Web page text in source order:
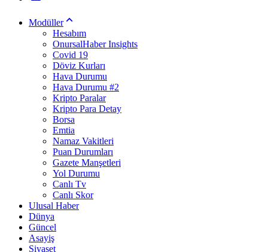
Modüller
Hesabım
OnursalHaber Insights
Covid 19
Döviz Kurları
Hava Durumu
Hava Durumu #2
Kripto Paralar
Kripto Para Detay
Borsa
Emtia
Namaz Vakitleri
Puan Durumları
Gazete Manşetleri
Yol Durumu
Canlı Tv
Canlı Skor
Ulusal Haber
Dünya
Güncel
Asayiş
Siyaset